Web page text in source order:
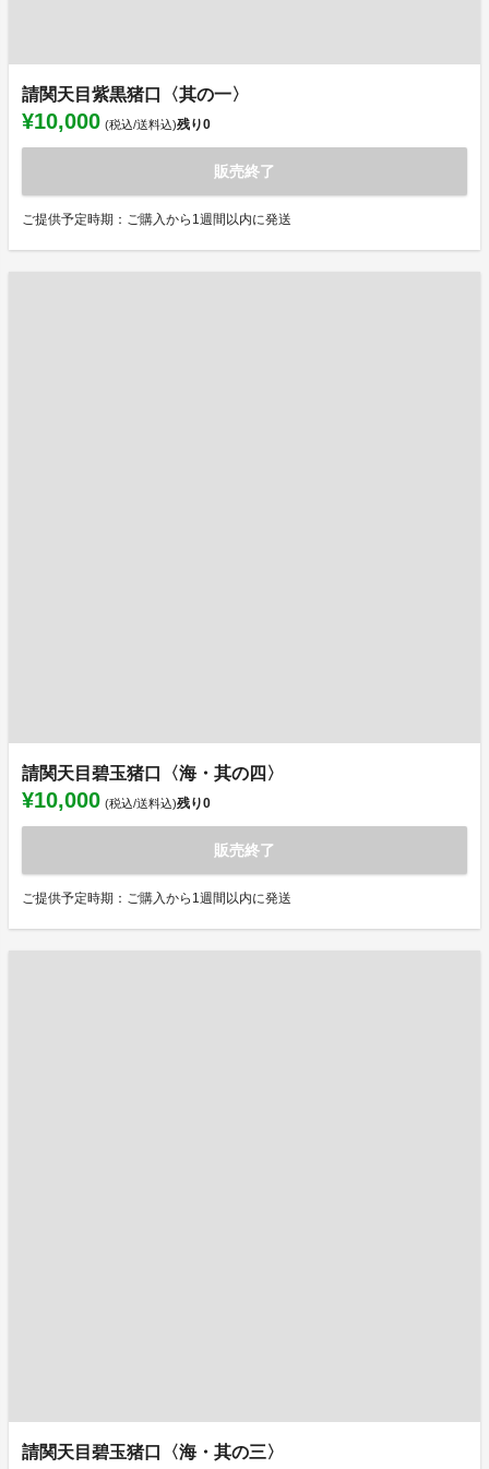
請関天目紫黒猪口〈其の一〉
¥10,000 (税込/送料込)残り0
販売終了
ご提供予定時期：ご購入から1週間以内に発送
請関天目碧玉猪口〈海・其の四〉
¥10,000 (税込/送料込)残り0
販売終了
ご提供予定時期：ご購入から1週間以内に発送
請関天目碧玉猪口〈海・其の三〉